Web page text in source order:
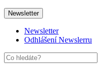
Newsletter
Newsletter
Odhlášení Newslerru